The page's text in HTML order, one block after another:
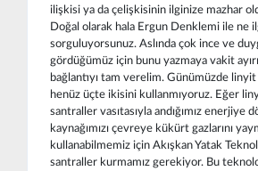
ilişkisi ya da çelişkisinin ilginize mazhar
Doğal olarak hala Ergun Denklemi ile ne
sorguluyorsunuz. Aslında çok ince ve
gördüğümüz için bunu yazmaya vakit
bağlantıyı tam verelim. Günümüzde linyit
henüz üçte ikisini kullanmıyoruz. Eğer
santraller vasıtasıyla andığımız enerjiye
kaynağımızı çevreye kükürt gazlarını
kullanabilmemiz için Akışkan Yatak
santraller kurmamız gerekiyor. Bu